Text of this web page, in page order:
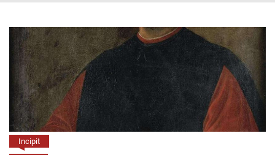
Riviste
Annali
di
Lettere
Annali
Incipit